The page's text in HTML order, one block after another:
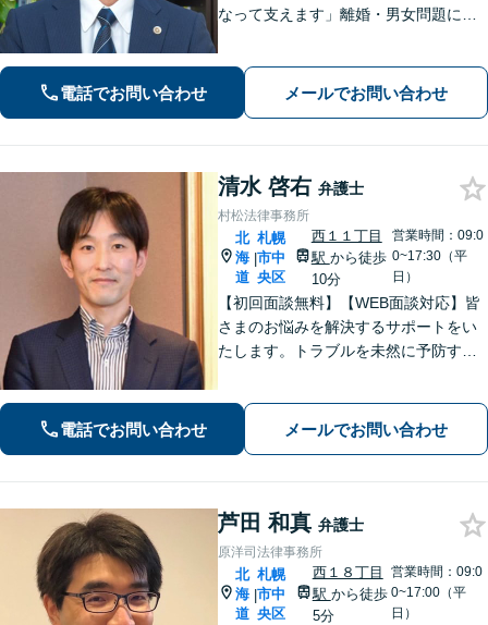
なって支えます」離婚・男女問題に注
任せください。地下鉄西11丁目駅すぐ
の事務所です【弁護士歴10年以上】
電話でお問い合わせ メールでお問い合わせ
清水 啓右 弁護士
村松法律事務所
北
海
道
|
札幌
市中
央区
西１１丁目
駅 から徒歩
10分
営業時間：09:0
0~17:30（平
日）
【初回面談無料】【WEB面談対応】皆
さまのお悩みを解決するサポートをい
たします。トラブルを未然に予防する
電話でお問い合わせ メールでお問い合わせ
芦田 和真 弁護士
原洋司法律事務所
北
海
道
|
札幌
市中
央区
西１８丁目
駅 から徒歩
5分
営業時間：09:0
0~17:00（平
日）